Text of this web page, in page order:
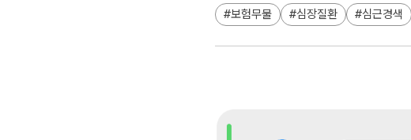
보험무물 심장질환 심근경색